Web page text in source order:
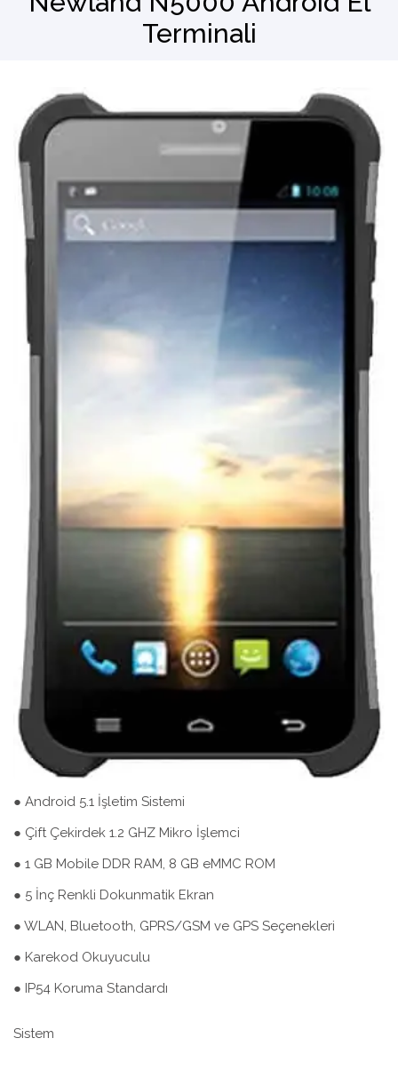
El Terminali
Terminali
● Android 5.1 İşletim Sistemi
● Çift Çekirdek 1.2 GHZ Mikro İşlemci
● 1 GB Mobile DDR RAM, 8 GB eMMC ROM
● 5 İnç Renkli Dokunmatik Ekran
● WLAN, Bluetooth, GPRS/GSM ve GPS Seçenekleri
● Karekod Okuyuculu
● IP54 Koruma Standardı
Sistem